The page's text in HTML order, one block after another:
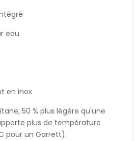
eau
en inox
50 % plus légère qu'une
plus de température
pour un Garrett).